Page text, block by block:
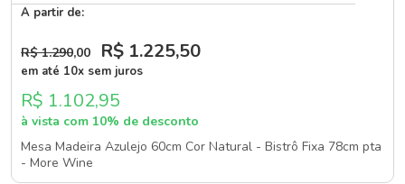
A partir de:
R$ 1.290,00 R$ 1.225,50
em até 10x sem juros
R$ 1.102,95
à vista com 10% de desconto
Mesa Madeira Azulejo 60cm Cor Natural - Bistrô Fixa 78cm pta
- More Wine